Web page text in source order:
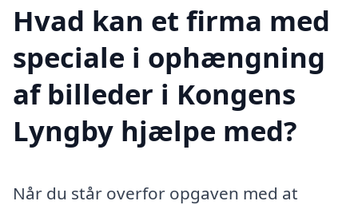
Hvad kan et firma med
speciale i ophængning
af billeder i Kongens
Lyngby hjælpe med?
Når du står overfor opgaven med at